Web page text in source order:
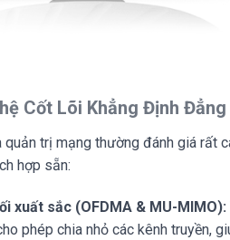
Cốt Lõi Khẳng Định
quản trị mạng thường đánh giá rất
hợp sẵn:
xuất sắc (OFDMA & MU-MIMO):
phép chia nhỏ các kênh truyền,